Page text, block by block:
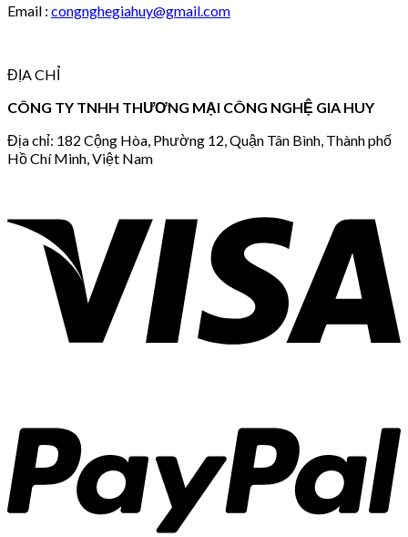
Email : congnghegiahuy@gmail.com
ĐỊA CHỈ
CÔNG TY TNHH THƯƠNG MẠI CÔNG NGHỆ GIA HUY
Địa chỉ: 182 Cộng Hòa, Phường 12, Quận Tân Bình, Thành phố
Hồ Chí Minh, Việt Nam